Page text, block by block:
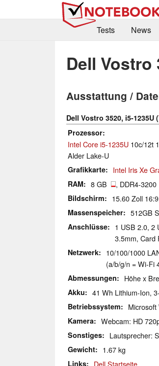
Tests
News
Dell Vostro
Ausstattung /
Dell Vostro 3520, i5-1235U (
Prozessor
Intel Core i5-1235U 10c/12t
Alder Lake-U
Grafikkarte Intel Iris Xe
RAM 8 GB , DDR4-3200
Bildschirm 15.60 Zoll
Massenspeicher 512GB
Anschlüsse
1 USB 2.0, 2
3.5mm, Card
Netzwerk
10/100/1000
(a/b/g/n = Wi-Fi
Abmessungen Höhe x
Akku 41 Wh Lithium-Ion,
Betriebssystem
Kamera Webcam: HD
Sonstiges Lautsprecher:
Gewicht 1.67 kg
Links
Dell Startseite